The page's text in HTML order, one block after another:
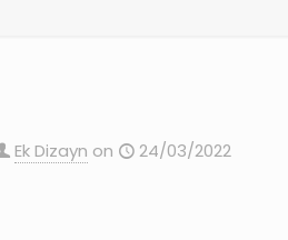
Ek Dizayn on 24/03/2022